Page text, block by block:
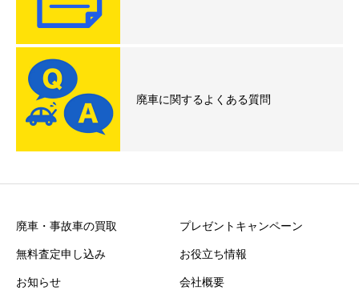
廃車に関するよくある質問
廃車・事故車の買取
プレゼントキャンペーン
無料査定申し込み
お役立ち情報
お知らせ
会社概要